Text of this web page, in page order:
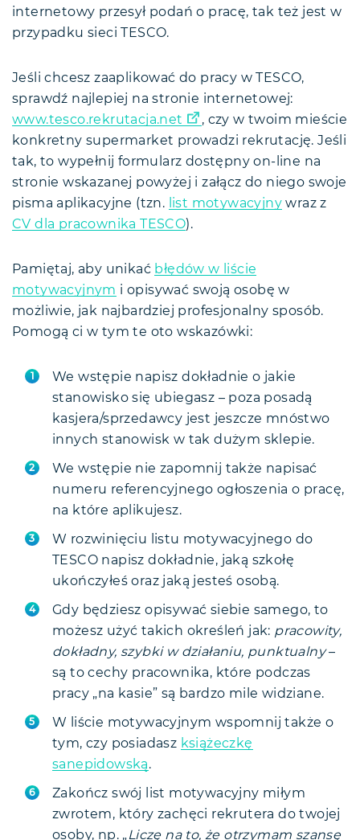
internetowy przesył podań o pracę, tak też jest w
przypadku sieci TESCO.
Jeśli chcesz zaaplikować do pracy w TESCO,
sprawdź najlepiej na stronie internetowej:
www.tesco.rekrutacja.net
, czy w twoim mieście
konkretny supermarket prowadzi rekrutację. Jeśli
tak, to wypełnij formularz dostępny on-line na
stronie wskazanej powyżej i załącz do niego swoje
pisma aplikacyjne (tzn.
list motywacyjny wraz z
CV dla pracownika TESCO).
Pamiętaj, aby unikać błędów w liście
motywacyjnym i opisywać swoją osobę w
możliwie, jak najbardziej profesjonalny sposób.
Pomogą ci w tym te oto wskazówki:
We wstępie napisz dokładnie o jakie
stanowisko się ubiegasz – poza posadą
kasjera/sprzedawcy jest jeszcze mnóstwo
innych stanowisk w tak dużym sklepie.
We wstępie nie zapomnij także napisać
numeru referencyjnego ogłoszenia o pracę,
na które aplikujesz.
W rozwinięciu listu motywacyjnego do
TESCO napisz dokładnie, jaką szkołę
ukończyłeś oraz jaką jesteś osobą.
Gdy będziesz opisywać siebie samego, to
możesz użyć takich określeń jak: pracowity,
dokładny, szybki w działaniu, punktualny–
są to cechy pracownika, które podczas
pracy „na kasie” są bardzo mile widziane.
W liście motywacyjnym wspomnij także o
tym, czy posiadasz książeczkę
sanepidowską.
Zakończ swój list motywacyjny miłym
zwrotem, który zachęci rekrutera do twojej
osoby, np. „Liczę na to, że otrzymam szansę